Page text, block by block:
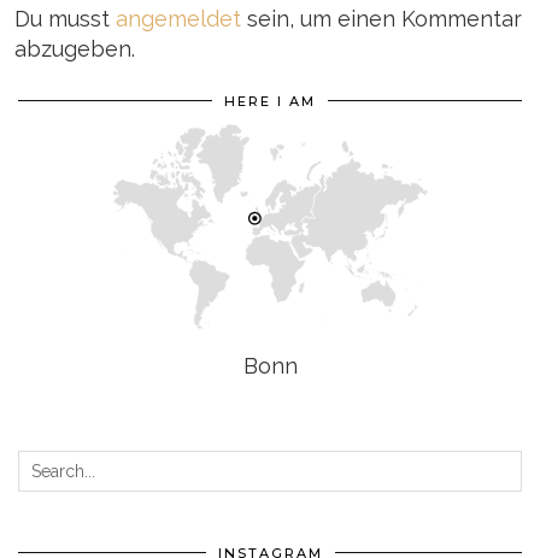
Du musst angemeldet sein, um einen Kommentar
abzugeben.
HERE I AM
Bonn
INSTAGRAM